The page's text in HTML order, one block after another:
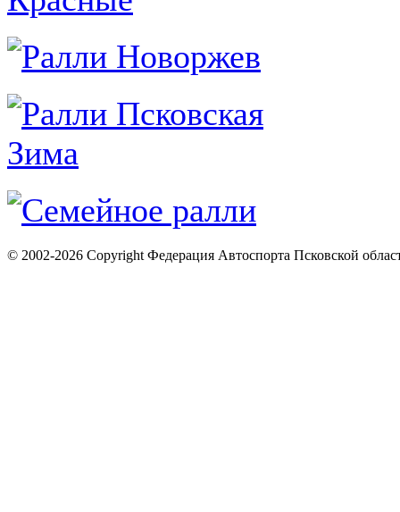
© 2002-2026 Copyright Федерация Автоспорта Псковской